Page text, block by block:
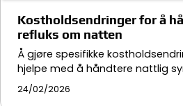
Kostholdsendringer for å
refluks om natten
Å gjøre spesifikke
hjelpe med å håndtere nattlig
24/02/2026